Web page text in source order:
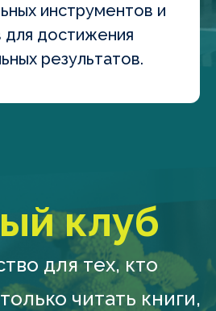
инструментов и
для достижения
результатов.
клуб
для тех, кто
читать книги,